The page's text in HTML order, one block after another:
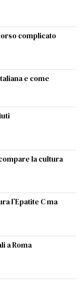
complicato
e come
la cultura
l’Epatite C ma
a Roma